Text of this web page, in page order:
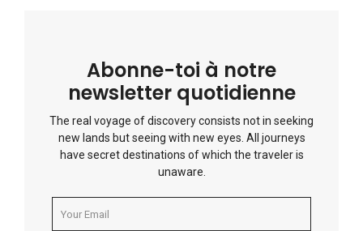
Abonne-toi à notre
newsletter quotidienne
The real voyage of discovery consists not in seeking
new lands but seeing with new eyes. All journeys
have secret destinations of which the traveler is
unaware.